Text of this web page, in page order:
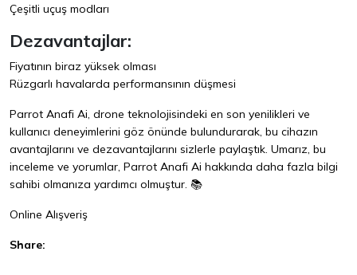
Çeşitli uçuş modları
Dezavantajlar:
Fiyatının biraz yüksek olması
Rüzgarlı havalarda performansının düşmesi
Parrot Anafi Ai, drone teknolojisindeki en son yenilikleri ve
kullanıcı deneyimlerini göz önünde bulundurarak, bu cihazın
avantajlarını ve dezavantajlarını sizlerle paylaştık. Umarız, bu
inceleme ve yorumlar, Parrot Anafi Ai hakkında daha fazla bilgi
sahibi olmanıza yardımcı olmuştur. 📚
Online Alışveriş
Share: